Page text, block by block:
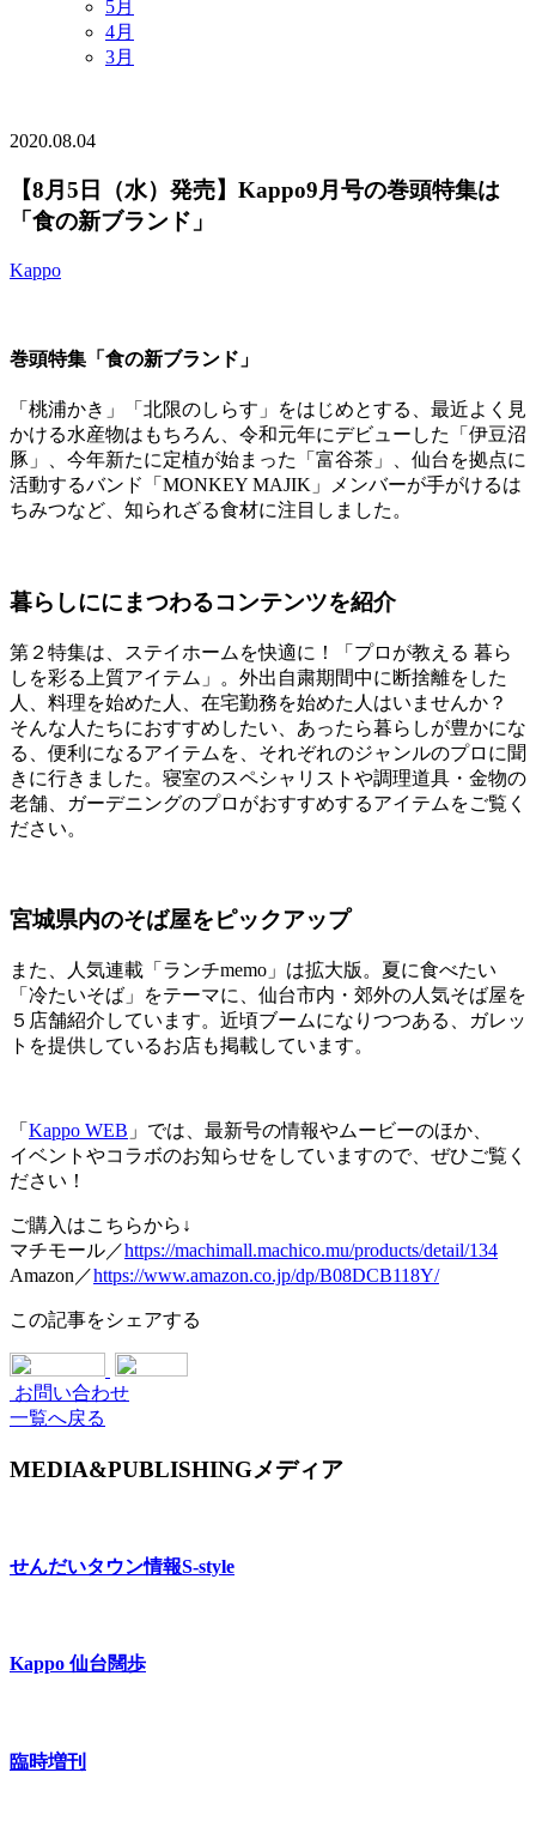
5月
4月
3月
2020.08.04
【8月5日（水）発売】Kappo9月号の巻頭特集は
「食の新ブランド」
Kappo
巻頭特集「食の新ブランド」
「桃浦かき」「北限のしらす」をはじめとする、最近よく見
かける水産物はもちろん、令和元年にデビューした「伊豆沼
豚」、今年新たに定植が始まった「富谷茶」、仙台を拠点に
活動するバンド「MONKEY MAJIK」メンバーが手がけるは
ちみつなど、知られざる食材に注目しました。
暮らしににまつわるコンテンツを紹介
第２特集は、ステイホームを快適に！「プロが教える 暮ら
しを彩る上質アイテム」。外出自粛期間中に断捨離をした
人、料理を始めた人、在宅勤務を始めた人はいませんか？
そんな人たちにおすすめしたい、あったら暮らしが豊かにな
る、便利になるアイテムを、それぞれのジャンルのプロに聞
きに行きました。寝室のスペシャリストや調理道具・金物の
老舗、ガーデニングのプロがおすすめするアイテムをご覧く
ださい。
宮城県内のそば屋をピックアップ
また、人気連載「ランチmemo」は拡大版。夏に食べたい
「冷たいそば」をテーマに、仙台市内・郊外の人気そば屋を
５店舗紹介しています。近頃ブームになりつつある、ガレッ
トを提供しているお店も掲載しています。
「 Kappo WEB 」では、最新号の情報やムービーのほか、
イベントやコラボのお知らせをしていますので、ぜひご覧く
ださい！
ご購入はこちらから↓
マチモール／https://machimall.machico.mu/products/detail/134
Amazon／https://www.amazon.co.jp/dp/B08DCB118Y/
この記事をシェアする
お問い合わせ
一覧へ戻る
MEDIA&PUBLISHINGメディア
せんだいタウン情報S-style
Kappo 仙台闊歩
臨時増刊